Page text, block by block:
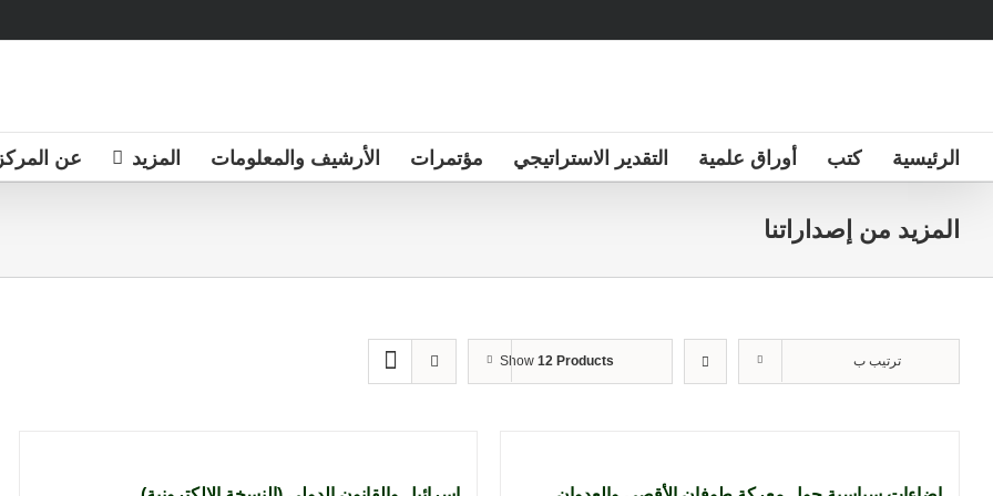
to
الرئيسية كتب أوراق علمية التقدير الاستراتيجي مؤتمرات الأرشيف والمعلومات المزيد عن المركز
المزيد من إصداراتنا
ترتيب ب Show 12 Products